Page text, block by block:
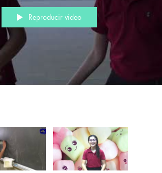
Reproducir video